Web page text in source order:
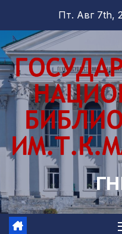
содержимому
Пт. Авг 7th,